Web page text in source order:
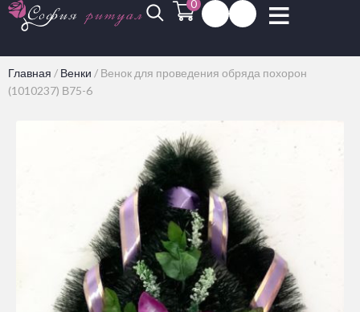
0
Главная / Венки / Венок для проведения обряда похорон
(1010237) В75-6